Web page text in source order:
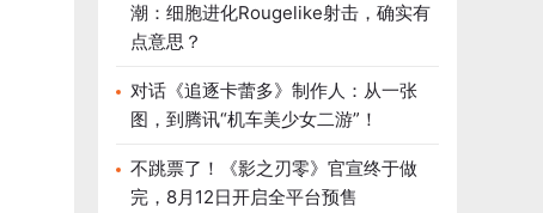
潮：细胞进化Rougelike射击，确实有
点意思？
对话《追逐卡蕾多》制作人：从一张
图，到腾讯“机车美少女二游”！
不跳票了！《影之刃零》官宣终于做
完，8月12日开启全平台预售